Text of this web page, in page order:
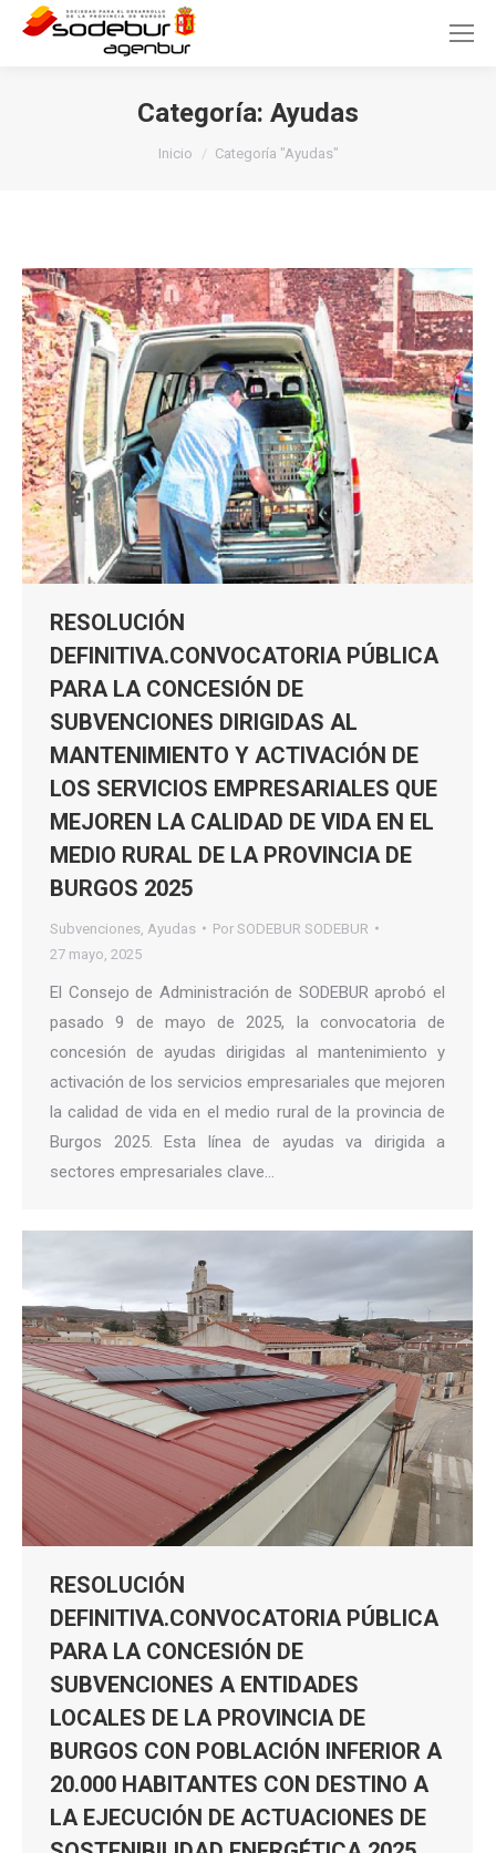
Categoría: Ayudas
Inicio Categoría "Ayudas"
RESOLUCIÓN
DEFINITIVA.CONVOCATORIA PÚBLICA
PARA LA CONCESIÓN DE
SUBVENCIONES DIRIGIDAS AL
MANTENIMIENTO Y ACTIVACIÓN DE
LOS SERVICIOS EMPRESARIALES QUE
MEJOREN LA CALIDAD DE VIDA EN EL
MEDIO RURAL DE LA PROVINCIA DE
BURGOS 2025
Subvenciones Ayudas Por SODEBUR SODEBUR
27 mayo, 2025
El Consejo de Administración de SODEBUR aprobó el
pasado 9 de mayo de 2025, la convocatoria de
concesión de ayudas dirigidas al mantenimiento y
activación de los servicios empresariales que mejoren
la calidad de vida en el medio rural de la provincia de
Burgos 2025. Esta línea de ayudas va dirigida a
sectores empresariales clave…
RESOLUCIÓN
DEFINITIVA.CONVOCATORIA PÚBLICA
PARA LA CONCESIÓN DE
SUBVENCIONES A ENTIDADES
LOCALES DE LA PROVINCIA DE
BURGOS CON POBLACIÓN INFERIOR A
20.000 HABITANTES CON DESTINO A
LA EJECUCIÓN DE ACTUACIONES DE